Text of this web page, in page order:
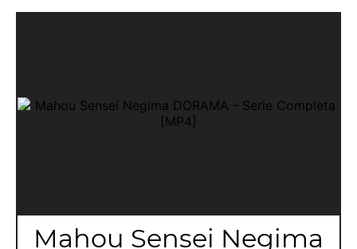
Mahou Sensei Negima